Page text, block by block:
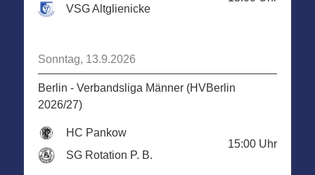
VSG Altglienicke
Sonntag, 13.9.2026
Berlin - Verbandsliga Männer (HVBerlin
2026/27)
HC Pankow
SG Rotation P. B.
15:00 Uhr